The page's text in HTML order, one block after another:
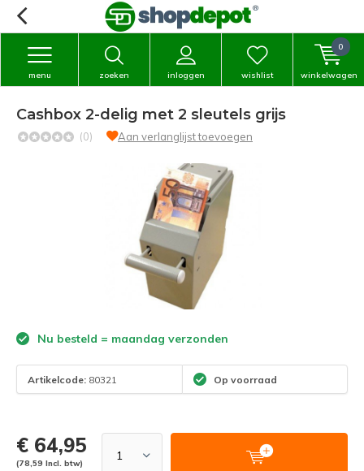
zoeken inloggen
menu wishlist winkelwagen
0
Cashbox 2-delig met 2 sleutels grijs
(0) Aan verlanglijst toevoegen
Nu besteld = maandag verzonden
Artikelcode: 80321 Op voorraad
€ 64,95
(78,59 Incl. btw)